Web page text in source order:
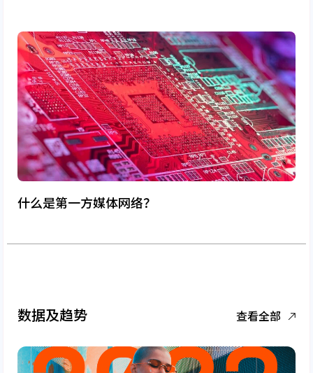
什么是第一方媒体网络？
数据及趋势 查看全部